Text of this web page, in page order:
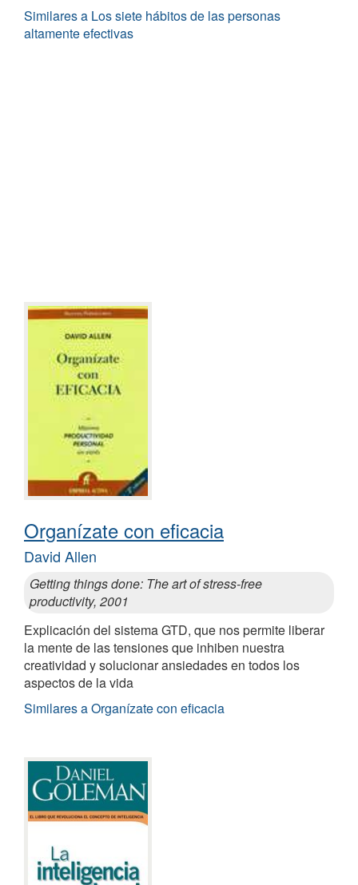
Similares a Los siete hábitos de las personas
altamente efectivas
Organízate con eficacia
David Allen
Getting things done: The art of stress-free
productivity, 2001
Explicación del sistema GTD, que nos permite liberar
la mente de las tensiones que inhiben nuestra
creatividad y solucionar ansiedades en todos los
aspectos de la vida
Similares a Organízate con eficacia